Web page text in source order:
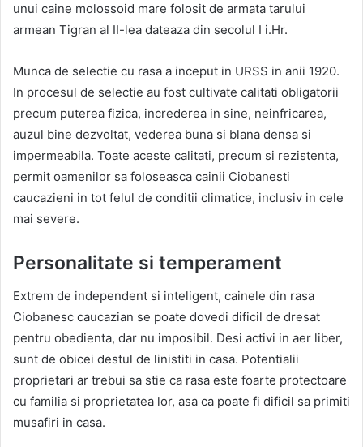
unui caine molossoid mare folosit de armata tarului
armean Tigran al II-lea dateaza din secolul I i.Hr.
Munca de selectie cu rasa a inceput in URSS in anii 1920.
In procesul de selectie au fost cultivate calitati obligatorii
precum puterea fizica, increderea in sine, neinfricarea,
auzul bine dezvoltat, vederea buna si blana densa si
impermeabila. Toate aceste calitati, precum si rezistenta,
permit oamenilor sa foloseasca cainii Ciobanesti
caucazieni in tot felul de conditii climatice, inclusiv in cele
mai severe.
Personalitate si temperament
Extrem de independent si inteligent, cainele din rasa
Ciobanesc caucazian se poate dovedi dificil de dresat
pentru obedienta, dar nu imposibil. Desi activi in aer liber,
sunt de obicei destul de linistiti in casa. Potentialii
proprietari ar trebui sa stie ca rasa este foarte protectoare
cu familia si proprietatea lor, asa ca poate fi dificil sa primiti
musafiri in casa.